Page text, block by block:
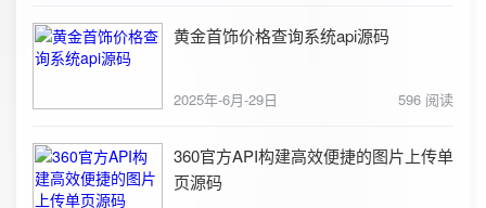
黄金首饰价格查询系统api源码
2025年-6月-29日 596 阅读
360官方API构建高效便捷的图片上传单
页源码